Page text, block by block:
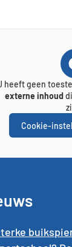
heeft geen
externe inhoud
Cookie-